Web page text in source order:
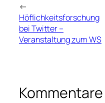
←
Höflichkeitsforschung
bei Twitter –
Veranstaltung zum WS
Kommentare